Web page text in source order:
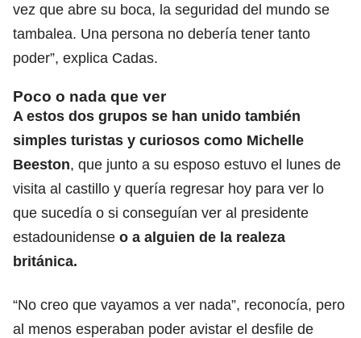
vez que abre su boca, la seguridad del mundo se
tambalea. Una persona no debería tener tanto
poder”, explica Cadas.
Poco o nada que ver
A estos dos grupos se han unido también
simples turistas y curiosos como Michelle
Beeston, que junto a su esposo estuvo el lunes de
visita al castillo y quería regresar hoy para ver lo
que sucedía o si conseguían ver al presidente
estadounidense o a alguien de la realeza
británica.
“No creo que vayamos a ver nada”, reconocía, pero
al menos esperaban poder avistar el desfile de